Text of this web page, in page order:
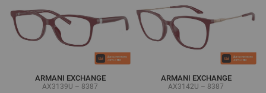
ARMANI EXCHANGE
AX3139U – 8387
ARMANI EXCHANGE
AX3142U – 8387